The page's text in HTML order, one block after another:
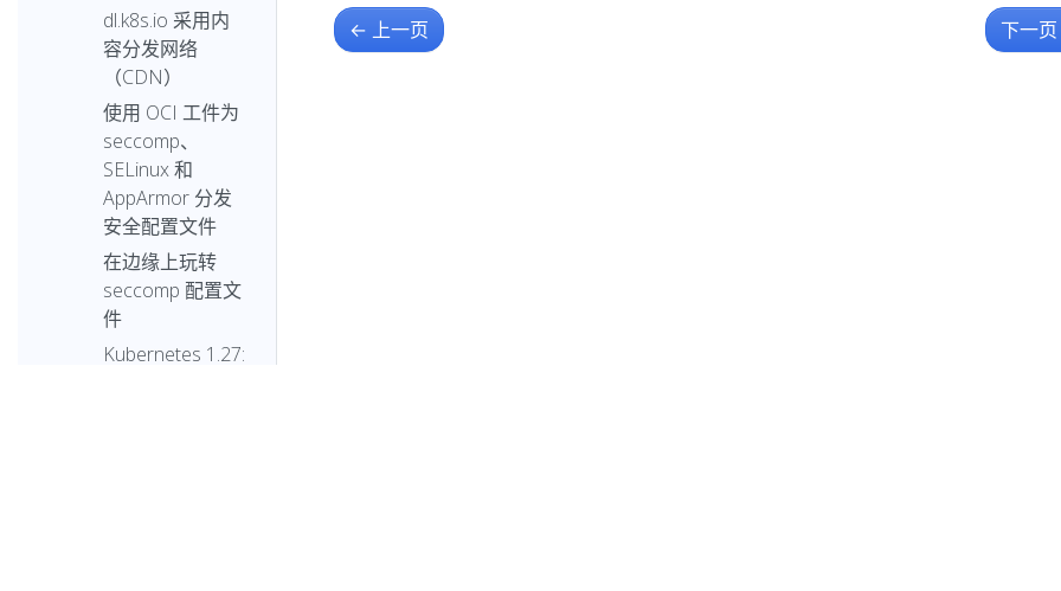
dl.k8s.io 采用内
容分发网络
（CDN）
使用 OCI 工件为
seccomp、
SELinux 和
AppArmor 分发
安全配置文件
在边缘上玩转
seccomp 配置文
件
Kubernetes 1.27:
← 上一页 下一页